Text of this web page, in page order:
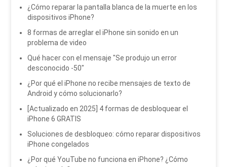
¿Cómo reparar la pantalla blanca de la muerte en los
dispositivos iPhone?
8 formas de arreglar el iPhone sin sonido en un
problema de video
Qué hacer con el mensaje "Se produjo un error
desconocido -50"
¿Por qué el iPhone no recibe mensajes de texto de
Android y cómo solucionarlo?
[Actualizado en 2025] 4 formas de desbloquear el
iPhone 6 GRATIS
Soluciones de desbloqueo: cómo reparar dispositivos
iPhone congelados
¿Por qué YouTube no funciona en iPhone? ¿Cómo